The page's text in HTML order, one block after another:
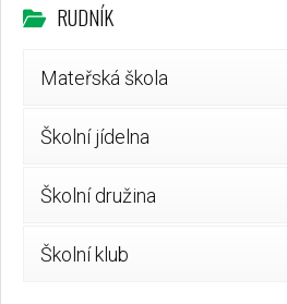
RUDNÍK
Mateřská škola
Školní jídelna
Školní družina
Školní klub